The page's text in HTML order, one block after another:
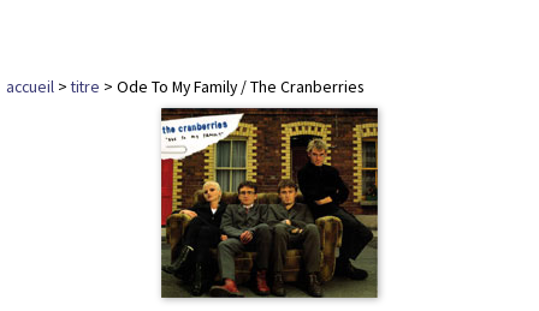
accueil >titre > Ode To My Family / The Cranberries